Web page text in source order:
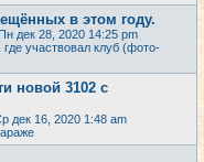
в этом году.
дек 28, 2020 14:25 pm
участвовал клуб (фото-
новой 3102 с
дек 16, 2020 1:48 am